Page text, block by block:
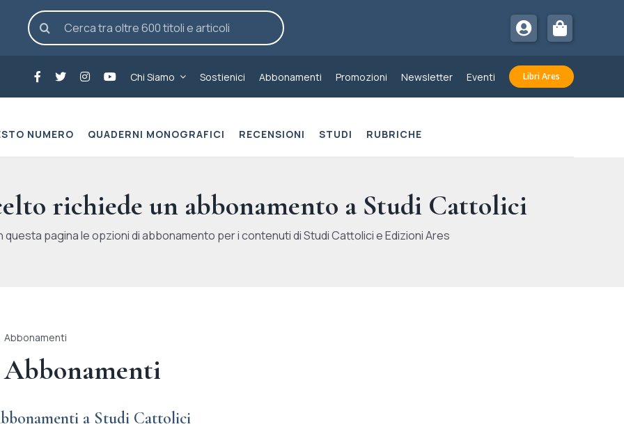
Cerca
per:
Chi Siamo Sostienici Abbonamenti Promozioni Newsletter Eventi Libri Ares
NUMERO QUADERNI MONOGRAFICI RECENSIONI STUDI RUBRICHE
richiede un abbonamento a Studi Cattolici
questa pagina le opzioni di abbonamento per i contenuti di Studi Cattolici e Edizioni Ares
Abbonamenti
Abbonamenti
a Studi Cattolici